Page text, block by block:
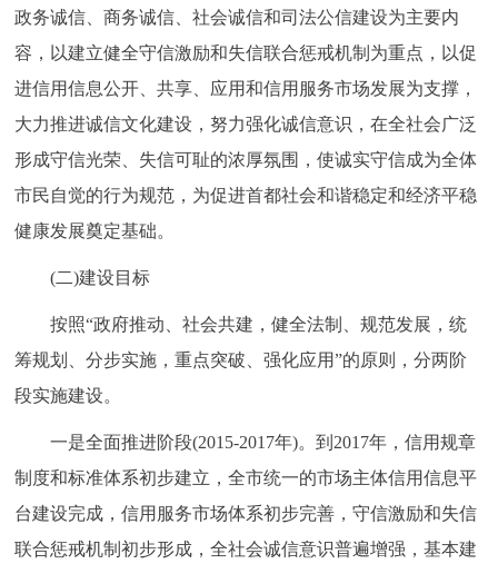
ENGLISH 한국어 日本語
DEUTSCH FRANÇAIS РУССКИЙ ЯЗЫК
ITALIANO
政务诚信、商务诚信、社会诚信和司法公信建设为主要内
容，以建立健全守信激励和失信联合惩戒机制为重点，以促
进信用信息公开、共享、应用和信用服务市场发展为支撑，
大力推进诚信文化建设，努力强化诚信意识，在全社会广泛
形成守信光荣、失信可耻的浓厚氛围，使诚实守信成为全体
市民自觉的行为规范，为促进首都社会和谐稳定和经济平稳
健康发展奠定基础。
(二)建设目标
按照“政府推动、社会共建，健全法制、规范发展，统
筹规划、分步实施，重点突破、强化应用”的原则，分两阶
段实施建设。
一是全面推进阶段(2015-2017年)。到2017年，信用规章
制度和标准体系初步建立，全市统一的市场主体信用信息平
台建设完成，信用服务市场体系初步完善，守信激励和失信
联合惩戒机制初步形成，全社会诚信意识普遍增强，基本建